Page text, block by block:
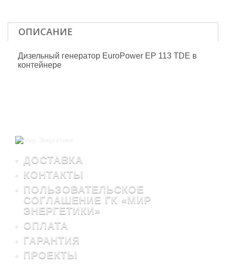
ОПИСАНИЕ
Дизельный генератор EuroPower EP 113 TDE в
контейнере
ДОСТАВКА
КОНТАКТЫ
ПОЛЬЗОВАТЕЛЬСКОЕ
СОГЛАШЕНИЕ ГК «МИР
ЭНЕРГЕТИКИ»
ОПЛАТА
ГАРАНТИЯ
ПРОЕКТЫ